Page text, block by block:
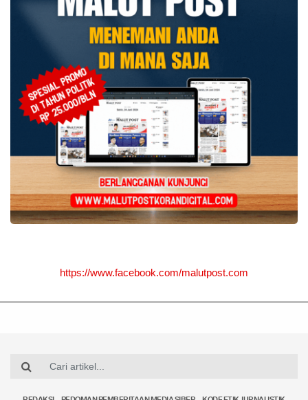
https://www.facebook.com/malutpost.com